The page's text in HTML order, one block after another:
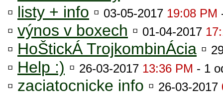
▫ listy + info ▫ 03-05-2017 19:08 PM
▫ výnos v boxech ▫ 01-04-2017
▫ HoŠtickÁ TrojkombinÁcia ▫
▫ Help :) ▫ 26-03-2017 13:36 PM - 1
▫ zaciatocnicke info ▫ 26-03-2017